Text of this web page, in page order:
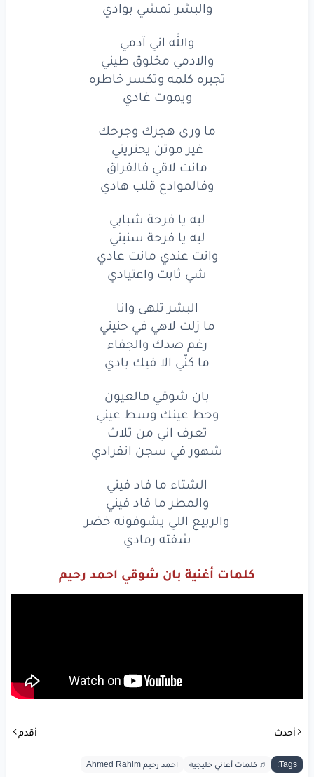
والبشر تمشي بوادي
والله اني آدمي
والادمي مخلوق طيني
تجبره كلمه وتكسر خاطره
ويموت غادي
ما ورى هجرك وجرحك
غير موتن يحتريني
مانت لاقي فالفراق
وفالموادع قلب هادي
ليه يا فرحة شبابي
ليه يا فرحة سنيني
وانت عندي مانت عادي
شي ثابت واعتيادي
البشر تلهى وانا
ما زلت لاهي في حنيني
رغم صدك والجفاء
ما كنّي الا فيك بادي
بان شوقي فالعيون
وحط عينك وسط عيني
تعرف اني من ثلاث
شهور في سجن انفرادي
الشتاء ما فاد فيني
والمطر ما فاد فيني
والربيع اللي يشوفونه خضر
شفته رمادي
كلمات أغنية بان شوقي احمد رحيم
أحدث أقدم
Tags: ♫ كلمات أغاني خليجية احمد رحيم Ahmed Rahim